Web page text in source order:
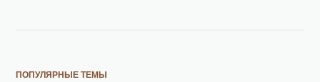
ПОПУЛЯРНЫЕ ТЕМЫ